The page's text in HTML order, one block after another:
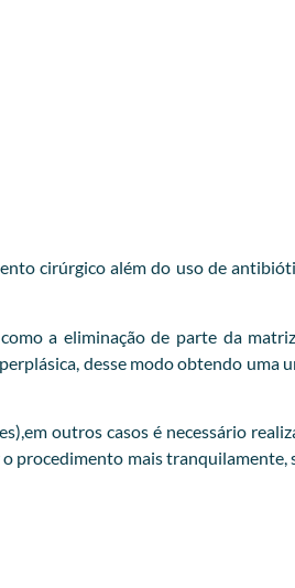
cirúrgico além do uso de
a eliminação de parte da
desse modo obtendo uma
outros casos é necessário
procedimento mais tranquilamente,